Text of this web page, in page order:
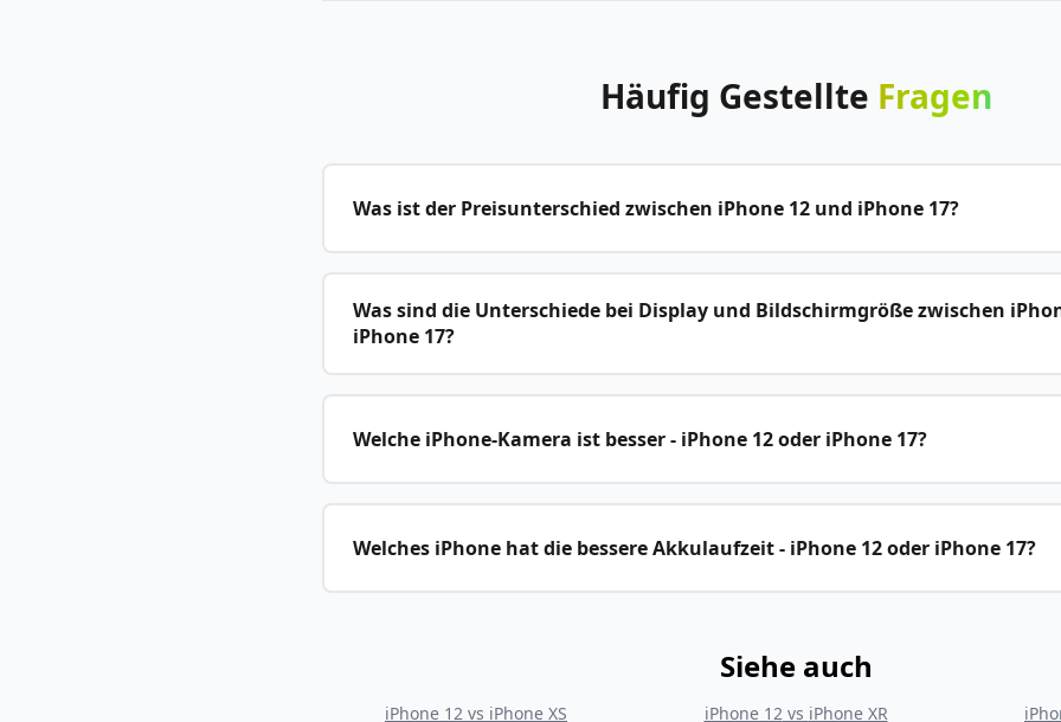
Häufig Gestellte Fragen
Was ist der Preisunterschied zwischen iPhone 12 und iPhone 17?
Was sind die Unterschiede bei Display und Bildschirmgröße zwischen
iPhone 17?
Welche iPhone-Kamera ist besser - iPhone 12 oder iPhone 17?
Welches iPhone hat die bessere Akkulaufzeit - iPhone 12 oder iPhone 17?
Siehe auch
iPhone 12 vs iPhone XS iPhone 12vs iPhone XR